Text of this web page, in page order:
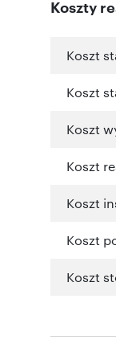
Koszty
Koszt
Koszt
Koszt
Koszt
Koszt
Koszt
Koszt